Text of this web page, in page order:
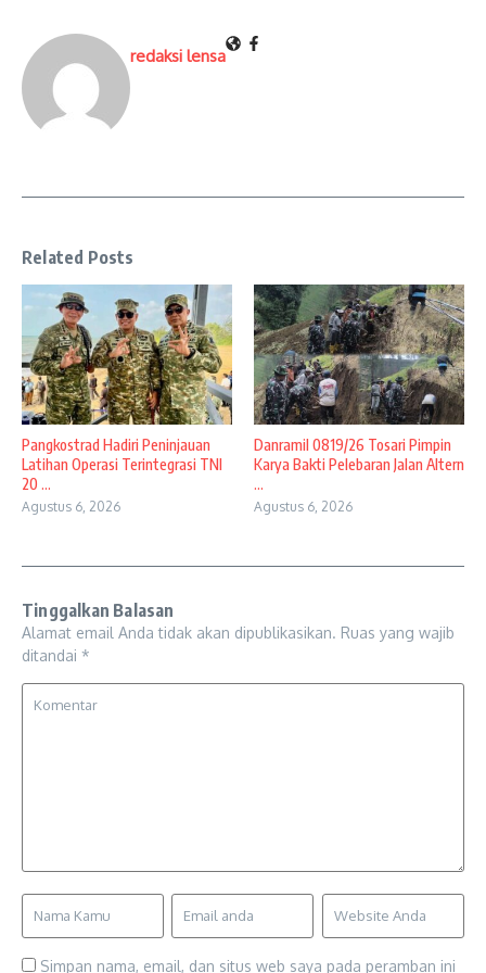
redaksi lensa
Related Posts
Pangkostrad Hadiri Peninjauan
Latihan Operasi Terintegrasi TNI
20 ...
Agustus 6, 2026
Danramil 0819/26 Tosari Pimpin
Karya Bakti Pelebaran Jalan Altern
...
Agustus 6, 2026
Tinggalkan Balasan
Alamat email Anda tidak akan dipublikasikan. Ruas yang wajib
ditandai *
Simpan nama, email, dan situs web saya pada peramban ini